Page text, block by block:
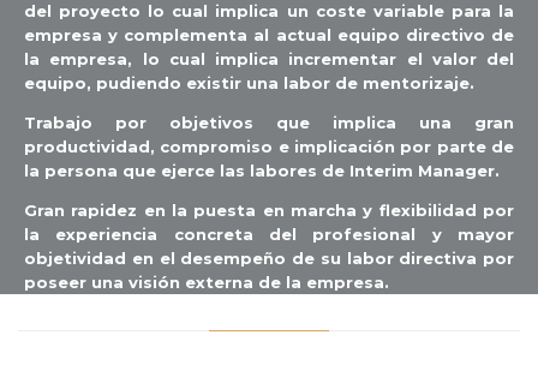
del proyecto lo cual implica un coste variable para la
empresa y complementa al actual equipo directivo de
la empresa, lo cual implica incrementar el valor del
equipo, pudiendo existir una labor de mentorizaje.
Trabajo por objetivos que implica una gran
productividad, compromiso e implicación por parte de
la persona que ejerce las labores de Interim Manager.
Gran rapidez en la puesta en marcha y flexibilidad por
la experiencia concreta del profesional y mayor
objetividad en el desempeño de su labor directiva por
poseer una visión externa de la empresa.